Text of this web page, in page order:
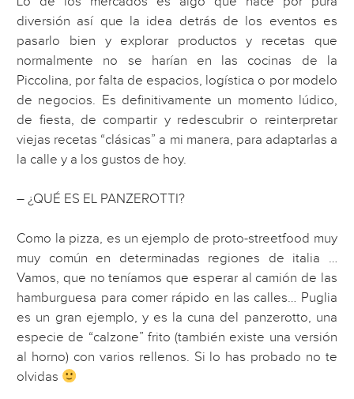
diversión así que la idea detrás de los eventos es
pasarlo bien y explorar productos y recetas que
normalmente no se harían en las cocinas de la
Piccolina, por falta de espacios, logística o por modelo
de negocios. Es definitivamente un momento lúdico,
de fiesta, de compartir y redescubrir o reinterpretar
viejas recetas “clásicas” a mi manera, para adaptarlas a
la calle y a los gustos de hoy.
– ¿QUÉ ES EL PANZEROTTI?
Como la pizza, es un ejemplo de proto-streetfood muy
muy común en determinadas regiones de italia …
Vamos, que no teníamos que esperar al camión de las
hamburguesa para comer rápido en las calles… Puglia
es un gran ejemplo, y es la cuna del panzerotto, una
especie de “calzone” frito (también existe una versión
al horno) con varios rellenos. Si lo has probado no te
olvidas